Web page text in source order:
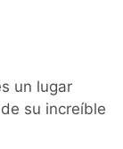
un lugar
su increíble